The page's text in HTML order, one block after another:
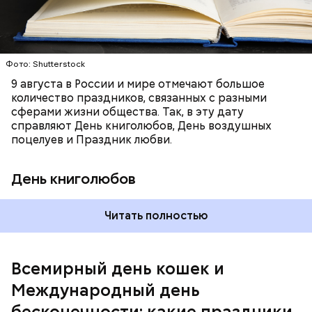
Фото: Shutterstock
9 августа в России и мире отмечают большое
количество праздников, связанных с разными
сферами жизни общества. Так, в эту дату
справляют День книголюбов, День воздушных
поцелуев и Праздник любви.
День книголюбов
Читать полностью
Всемирный день кошек и
Международный день
Международный день бесконечности
американский философ Жан-Пьер Ади Феньо в
1987 году. Так как цифра восемь похожа на знак
бесконечности, то и дата была выбрана «08.08». В
этот праздник организуются тематические лекции
по математике и философии, а также проводят
выставки на тему бесконечности.